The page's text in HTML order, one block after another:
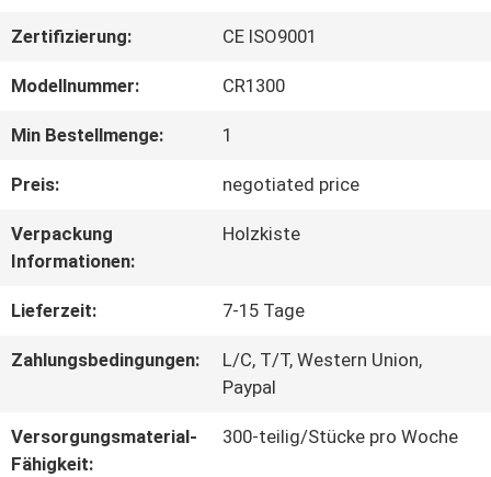
QUALITÄTSKONTROLLE
REFERENZEN
SITEMAP
PRIVACY
Zertifizierung: CE ISO9001
Modellnummer: CR1300
Min Bestellmenge: 1
Preis: negotiated price
Verpackung
Informationen:
Holzkiste
Lieferzeit: 7-15 Tage
Zahlungsbedingungen:
L/C, T/T, Western Union,
Paypal
Versorgungsmaterial-
Fähigkeit:
300-teilig/Stücke pro Woche